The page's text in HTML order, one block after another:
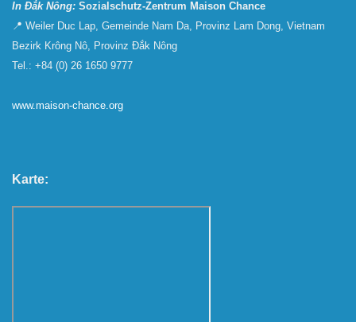
In Đắk Nông: Sozialschutz-Zentrum Maison Chance
📍 Weiler Duc Lap, Gemeinde Nam Da, Provinz Lam Dong, Vietnam
Bezirk Krông Nô, Provinz Đắk Nông
Tel.: +84 (0) 26 1650 9777
www.maison-chance.org
Karte: